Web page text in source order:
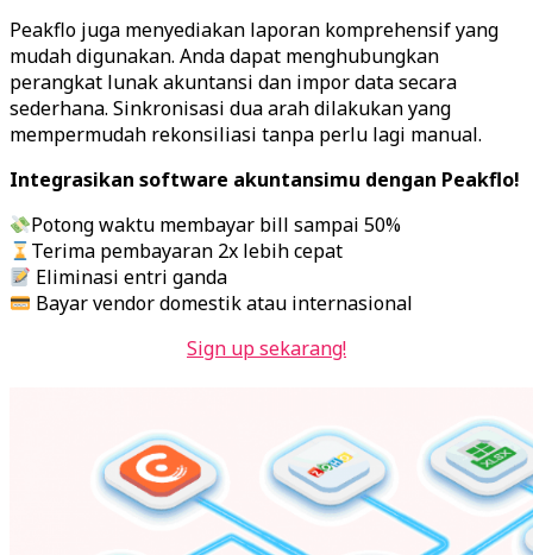
Peakflo juga menyediakan laporan komprehensif yang
mudah digunakan. Anda dapat menghubungkan
perangkat lunak akuntansi dan impor data secara
sederhana. Sinkronisasi dua arah dilakukan yang
mempermudah rekonsiliasi tanpa perlu lagi manual.
Integrasikan software akuntansimu dengan Peakflo!
Potong waktu membayar bill sampai 50%
Terima pembayaran 2x lebih cepat
Eliminasi entri ganda
Bayar vendor domestik atau internasional
Sign up sekarang!